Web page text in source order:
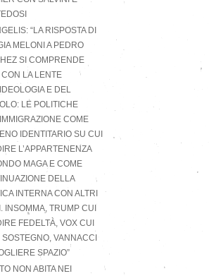
“LA RISPOSTA DI
MELONI A PEDRO
SI COMPRENDE
LA LENTE
E DEL
LE POLITICHE
COME
IDENTITARIO SU CUI
L’APPARTENENZA
MAGA E COME
DELLA
INTERNA CON ALTRI
INSOMMA, TRUMP CUI
FEDELTÀ, VOX CUI
SOSTEGNO, VANNACCI
SPAZIO”
NON ABITA NEI